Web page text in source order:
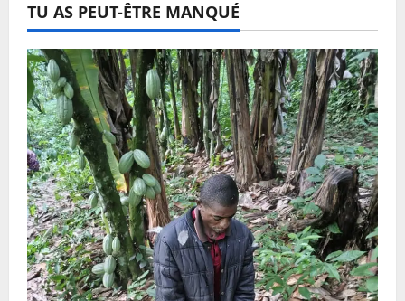
TU AS PEUT-ÊTRE MANQUÉ